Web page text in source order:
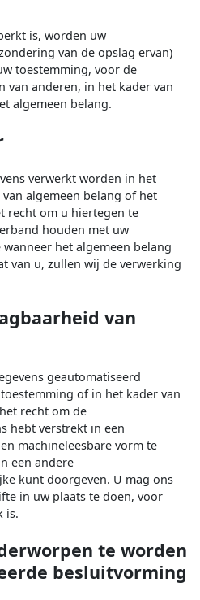
is, worden uw
van de opslag ervan)
toestemming, voor de
van anderen, in het kader van
algemeen belang.
verwerkt worden in het
algemeen belang of het
recht om u hiertegen te
houden met uw
het algemeen belang
van u, zullen wij de verwerking
van
geautomatiseerd
of in het kader van
recht om de
hebt verstrekt in een
machineleesbare vorm te
een andere
kunt doorgeven. U mag ons
in uw plaats te doen, voor
is.
te worden
besluitvorming